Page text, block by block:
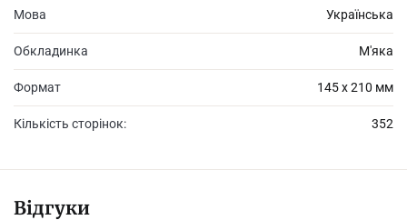
Мова Українська
Обкладинка М'яка
Формат 145 х 210 мм
Кількість сторінок: 352
Відгуки